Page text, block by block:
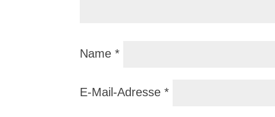
Name*
E-Mail-Adresse*